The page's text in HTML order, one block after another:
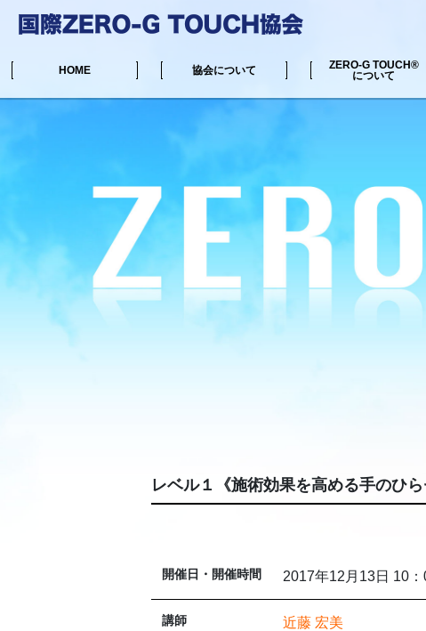
HOME 協会について
ZERO-G TOUCH®
について
レベル１《施術効果を高める手のひら
開催日・開催時間 2017年12月13日 10
講師 近藤 宏美